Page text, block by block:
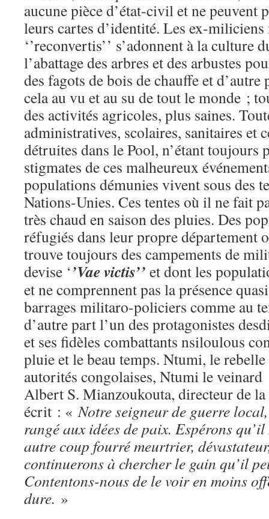
aucune pièce d’état-civil et ne peuvent
leurs cartes d’identité. Les ex-
‘’reconvertis’’ s’adonnent à la culture
l’abattage des arbres et des arbustes
des fagots de bois de chauffe et
cela au vu et au su de tout le monde ;
des activités agricoles, plus saines.
administratives, scolaires, sanitaires et
détruites dans le Pool, n’étant toujours
stigmates de ces malheureux
populations démunies vivent sous des
Nations-Unies. Ces tentes où il ne fait
très chaud en saison des pluies. Des
réfugiés dans leur propre département
trouve toujours des campements de
devise ‘’Vae victis’’ et dont les
et ne comprennent pas la présence
barrages militaro-policiers comme au
d’autre part l’un des protagonistes
et ses fidèles combattants nsiloulous
pluie et le beau temps. Ntumi, le
autorités congolaises, Ntumi le
Albert S. Mianzoukouta, directeur de
écrit : «Notre seigneur de guerre
rangé aux idées de paix. Espérons
autre coup fourré meurtrier,
continuerons à chercher le gain qu’il
Contentons-nous de le voir en moins
dure. »